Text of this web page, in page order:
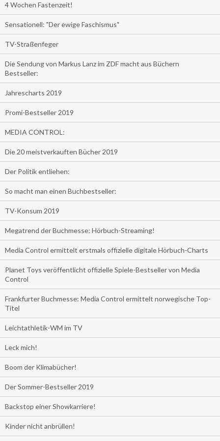
4 Wochen Fastenzeit!
Sensationell: "Der ewige Faschismus"
TV-Straßenfeger
Die Sendung von Markus Lanz im ZDF macht aus Büchern
Bestseller:
Jahrescharts 2019
Promi-Bestseller 2019
MEDIA CONTROL:
Die 20 meistverkauften Bücher 2019
Der Politik entliehen:
So macht man einen Buchbestseller:
TV-Konsum 2019
Megatrend der Buchmesse: Hörbuch-Streaming!
Media Control ermittelt erstmals offizielle digitale Hörbuch-Charts
Planet Toys veröffentlicht offizielle Spiele-Bestseller von Media
Control
Frankfurter Buchmesse: Media Control ermittelt norwegische Top-
Titel
Leichtathletik-WM im TV
Leck mich!
Boom der Klimabücher!
Der Sommer-Bestseller 2019
Backstop einer Showkarriere!
Kinder nicht anbrüllen!